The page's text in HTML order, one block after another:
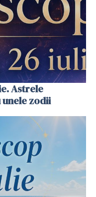
Astrele
zodii